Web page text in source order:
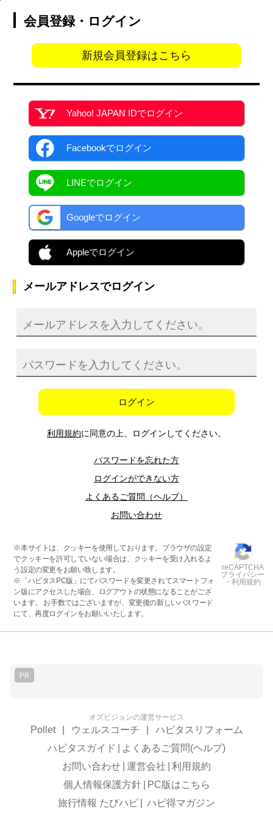
会員登録・ログイン
新規会員登録はこちら
Yahoo! JAPAN IDでログイン
Facebookでログイン
LINEでログイン
Googleでログイン
Appleでログイン
メールアドレスでログイン
ログイン
利用規約に同意の上、ログインしてください。
パスワードを忘れた方
ログインができない方
よくあるご質問（ヘルプ）
お問い合わせ
※本サイトは、クッキーを使用しております。ブラウザの設定
でクッキーを許可していない場合は、クッキーを受け入れるよ
う設定の変更をお願い致します。
※「ハピタスPC版」にてパスワードを変更されてスマートフォ
ン版にアクセスした場合、ログアウトの状態になることがござ
います。 お手数ではございますが、変更後の新しいパスワード
にて、再度ログインをお願いいたします。
reCAPTCHA
プライバシー
・利用規約
PR
オズビジョンの運営サービス
Pollet ウェルスコーチ
ハピタスリフォーム
ハピタスガイド
よくあるご質問(ヘルプ)
お問い合わせ 運営会社
利用規約
個人情報保護方針
PC版はこちら
旅行情報 たびハピ
ハピ得マガジン